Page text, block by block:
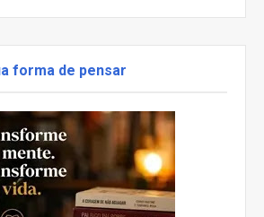
forma de pensar